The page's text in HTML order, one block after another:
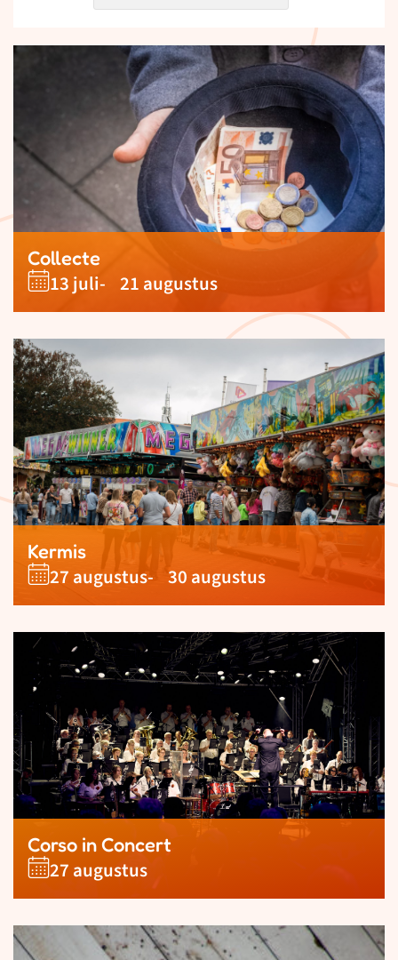
Collecte
13 juli- 21 augustus
Kermis
27 augustus- 30 augustus
Corso in Concert
27 augustus